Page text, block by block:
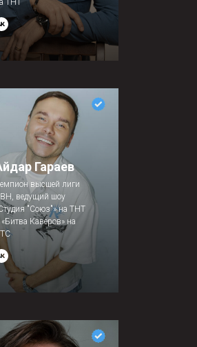
ТНТ
Гараев
высшей лиги
ведущий шоу
"Союз"» на ТНТ
«Битва Каверов» на